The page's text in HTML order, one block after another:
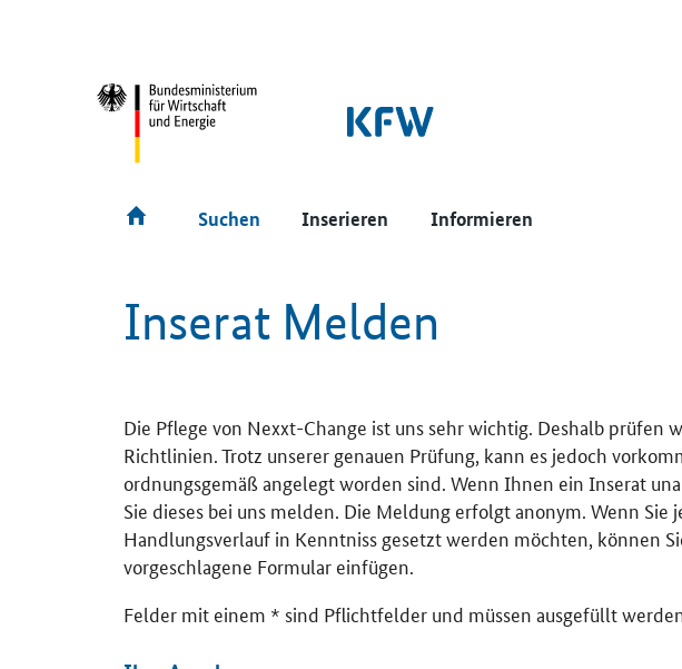
Suchen Inserieren Informieren
Inserat Melden
Die Pflege von Nexxt-Change ist uns sehr wichtig. Deshalb prüfen
Richtlinien. Trotz unserer genauen Prüfung, kann es jedoch
ordnungsgemäß angelegt worden sind. Wenn Ihnen ein Inserat
Sie dieses bei uns melden. Die Meldung erfolgt anonym. Wenn Sie
Handlungsverlauf in Kenntniss gesetzt werden möchten, können
vorgeschlagene Formular einfügen.
Felder mit einem * sind Pflichtfelder und müssen ausgefüllt